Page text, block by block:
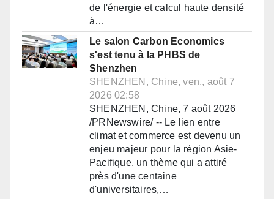
de l'énergie et calcul haute densité
à…
Le salon Carbon Economics
s'est tenu à la PHBS de
Shenzhen
SHENZHEN, Chine, ven., août 7
2026 02:58
SHENZHEN, Chine, 7 août 2026
/PRNewswire/ -- Le lien entre
climat et commerce est devenu un
enjeu majeur pour la région Asie-
Pacifique, un thème qui a attiré
près d'une centaine
d'universitaires,…